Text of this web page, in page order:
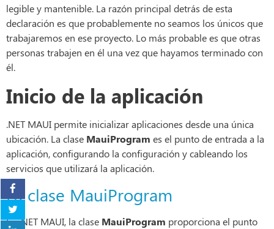
legible y mantenible. La razón principal detrás de esta
declaración es que probablemente no seamos los únicos que
trabajaremos en ese proyecto. Lo más probable es que otras
personas trabajen en él una vez que hayamos terminado con
él.
Inicio de la aplicación
.NET MAUI permite inicializar aplicaciones desde una única
ubicación. La clase MauiProgram es el punto de entrada a la
aplicación, configurando la configuración y cableando los
servicios que utilizará la aplicación.
La clase MauiProgram
En .NET MAUI, la clase MauiProgram proporciona el punto